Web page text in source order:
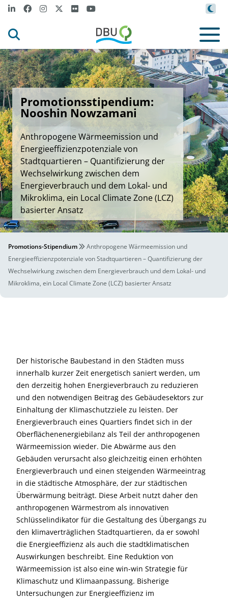
Promotionsstipendium:
Nooshin Nowzamani
Anthropogene Wärmeemission und
Energieeffizienzpotenziale von
Stadtquartieren – Quantifizierung der
Wechselwirkung zwischen dem
Energieverbrauch und dem Lokal- und
Mikroklima, ein Local Climate Zone (LCZ)
basierter Ansatz
Promotions-Stipendium
Anthropogene Wärmeemission und
Energieeffizienzpotenziale von Stadtquartieren – Quantifizierung der
Wechselwirkung zwischen dem Energieverbrauch und dem Lokal- und
Mikroklima, ein Local Climate Zone (LCZ) basierter Ansatz
Der historische Baubestand in den Städten muss
innerhalb kurzer Zeit energetisch saniert werden, um
den derzeitig hohen Energieverbrauch zu reduzieren
und den notwendigen Beitrag des Gebäudesektors zur
Einhaltung der Klimaschutzziele zu leisten. Der
Energieverbrauch eines Quartiers findet sich in der
Oberflächenenergiebilanz als Teil der anthropogenen
Wärmeemission wieder. Die Abwärme aus den
Gebäuden verursacht also gleichzeitig einen erhöhten
Energieverbrauch und einen steigenden Wärmeeintrag
in die städtische Atmosphäre, der zur städtischen
Überwärmung beiträgt. Diese Arbeit nutzt daher den
anthropogenen Wärmestrom als innovativen
Schlüsselindikator für die Gestaltung des Übergangs zu
den klimaverträglichen Stadtquartieren, da er sowohl
die Energieeffizienz als auch die stadtklimatischen
Auswirkungen beschreibt. Eine Reduktion von
Wärmeemission ist also eine win-win Strategie für
Klimaschutz und Klimaanpassung. Bisherige
Untersuchungen zur Energieeffizienz im